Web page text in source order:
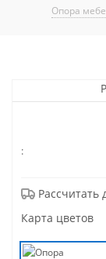
Опора
:
Рассчитать
Карта цветов